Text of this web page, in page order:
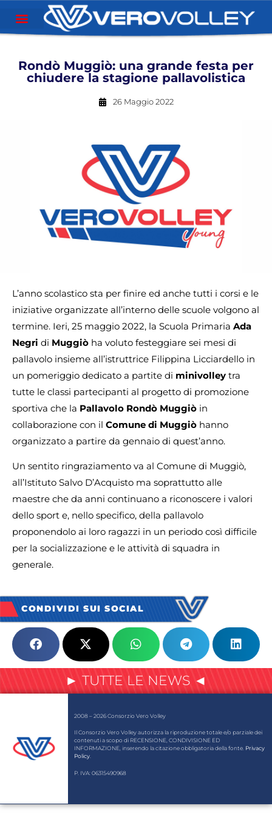
Rondò Muggiò: una grande festa per
chiudere la stagione pallavolistica
26 Maggio 2022
L’anno scolastico sta per finire ed anche tutti i corsi e le
iniziative organizzate all’interno delle scuole volgono al
termine. Ieri, 25 maggio 2022, la Scuola Primaria Ada
Negri di Muggiò ha voluto festeggiare sei mesi di
pallavolo insieme all’istruttrice Filippina Licciardello in
un pomeriggio dedicato a partite di minivolley tra
tutte le classi partecipanti al progetto di promozione
sportiva che la Pallavolo Rondò Muggiò in
collaborazione con il Comune di Muggiò hanno
organizzato a partire da gennaio di quest’anno.
Un sentito ringraziamento va al Comune di Muggiò,
all’Istituto Salvo D’Acquisto ma soprattutto alle
maestre che da anni continuano a riconoscere i valori
dello sport e, nello specifico, della pallavolo
proponendolo ai loro ragazzi in un periodo così difficile
per la socializzazione e le attività di squadra in
generale.
CONDIVIDI SUI SOCIAL
► TUTTE LE NEWS ◄
2008 – 2026 Consorzio Vero Volley
Il Consorzio Vero Volley autorizza la riproduzione totale e/o parziale dei
contenuti a scopo di RECENSIONE, CONDIVISIONE ED
INFORMAZIONE, inserendo la citazione obbligatoria della fonte. Privacy
Policy
P. IVA: 06315490968